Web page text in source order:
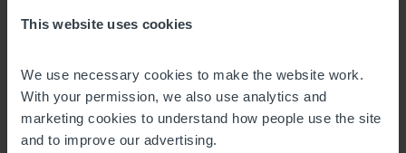
This website uses cookies
We use necessary cookies to make the website work.
With your permission, we also use analytics and
marketing cookies to understand how people use the site
and to improve our advertising.
Description
Restaurant 4256411